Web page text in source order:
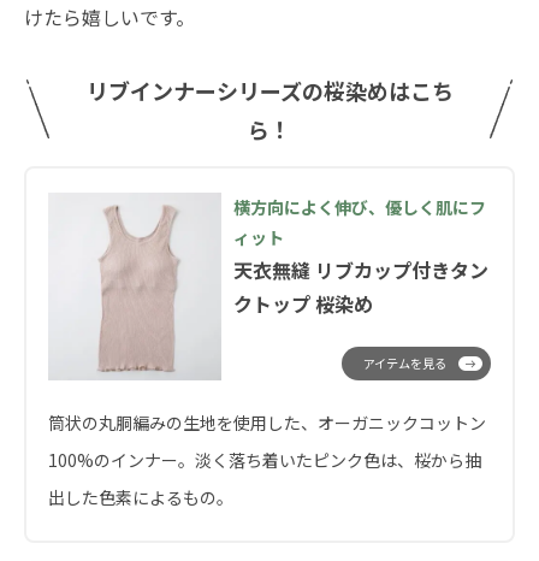
けたら嬉しいです。
リブインナーシリーズの桜染めはこち
ら！
天衣無縫 リブカップ付きタン
クトップ 桜染め
横方向によく伸び、優しく肌にフ
ィット
筒状の丸胴編みの生地を使用した、オーガニックコットン
100%のインナー。淡く落ち着いたピンク色は、桜から抽
出した色素によるもの。
アイテムを見る